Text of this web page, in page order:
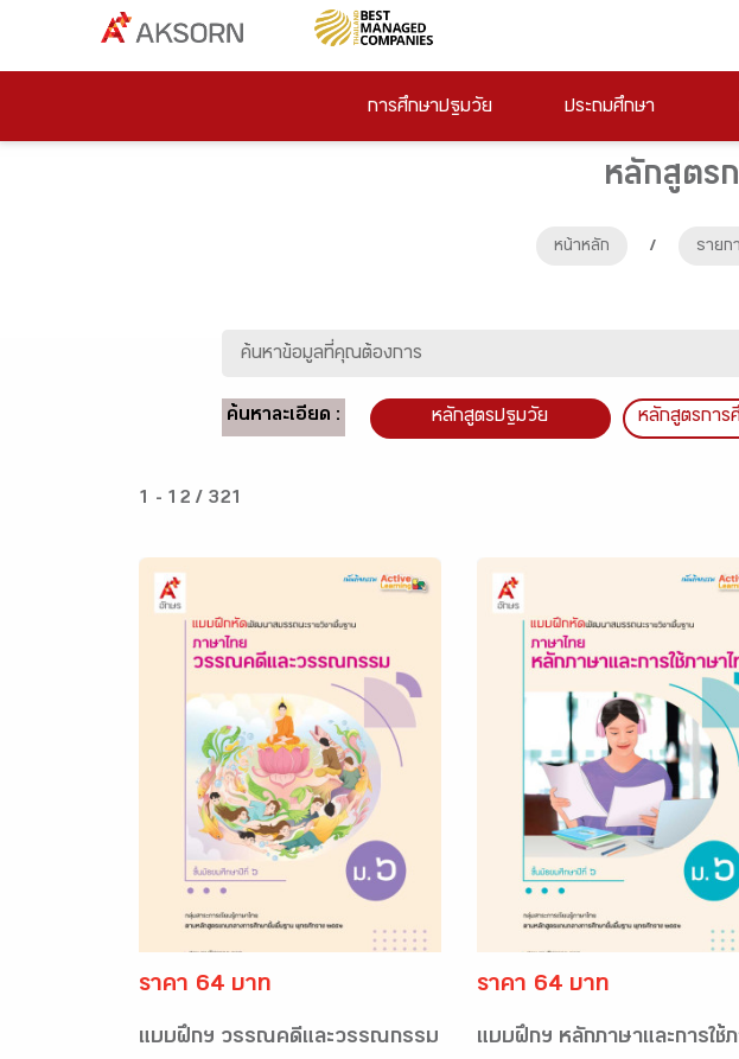
การศึกษาปฐมวัย ประถมศึกษา
หลักสูตร
หน้าหลัก / รายก
ค้นหาละเอียด : หลักสูตรปฐมวัย หลักสูตรการ
1 - 12 / 321
ราคา 64 บาท
แบบฝึกฯ วรรณคดีและวรรณกรรม
ราคา 64 บาท
แบบฝึกฯ หลักภาษาและการใช้